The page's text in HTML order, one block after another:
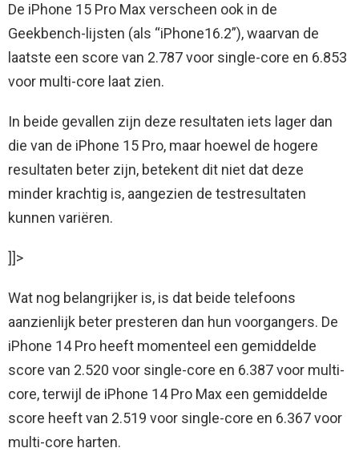
De iPhone 15 Pro Max verscheen ook in de
Geekbench-lijsten (als “iPhone16.2”), waarvan de
laatste een score van 2.787 voor single-core en 6.853
voor multi-core laat zien.
In beide gevallen zijn deze resultaten iets lager dan
die van de iPhone 15 Pro, maar hoewel de hogere
resultaten beter zijn, betekent dit niet dat deze
minder krachtig is, aangezien de testresultaten
kunnen variëren.
]]>
Wat nog belangrijker is, is dat beide telefoons
aanzienlijk beter presteren dan hun voorgangers. De
iPhone 14 Pro heeft momenteel een gemiddelde
score van 2.520 voor single-core en 6.387 voor multi-
core, terwijl de iPhone 14 Pro Max een gemiddelde
score heeft van 2.519 voor single-core en 6.367 voor
multi-core harten.